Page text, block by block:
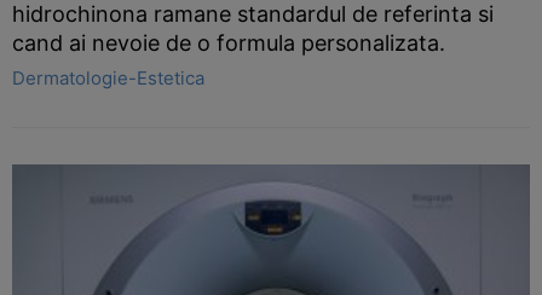
hidrochinona ramane standardul de referinta si
cand ai nevoie de o formula personalizata.
Dermatologie-Estetica